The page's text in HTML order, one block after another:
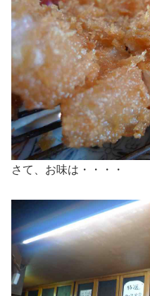
さて、お味は・・・・